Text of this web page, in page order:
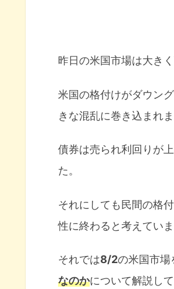
昨日の米国市場は大き
米国の格付けがダウン
きな混乱に巻き込まれま
債券は売られ利回りが
た。
それにしても民間の格
性に終わると考えていま
それでは8/2の米国市場
なのかについて解説して